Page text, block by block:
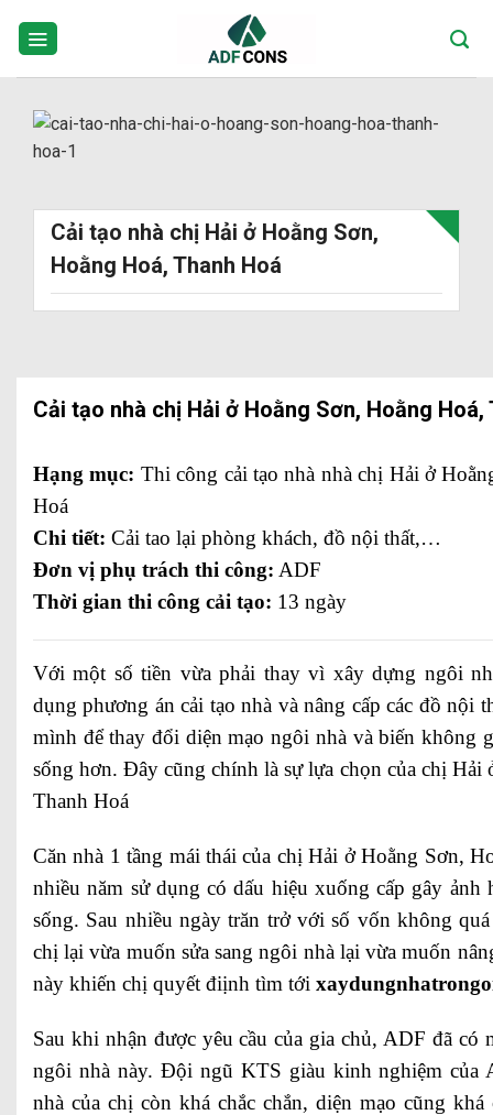
Cải tạo nhà chị Hải ở Hoằng Sơn,
Hoằng Hoá, Thanh Hoá
Cải tạo nhà chị Hải ở Hoằng Sơn, Hoằng Hoá,
Hạng mục: Thi công cải tạo nhà nhà chị Hải ở
Hoá
Chi tiết: Cải tao lại phòng khách, đồ nội thất,…
Đơn vị phụ trách thi công: ADF
Thời gian thi công cải tạo: 13 ngày
Với một số tiền vừa phải thay vì xây dựng ngôi
dụng phương án cải tạo nhà và nâng cấp các đồ nội
mình để thay đổi diện mạo ngôi nhà và biến không
sống hơn. Đây cũng chính là sự lựa chọn của chị Hải
Thanh Hoá
Căn nhà 1 tầng mái thái của chị Hải ở Hoằng Sơn,
nhiều năm sử dụng có dấu hiệu xuống cấp gây ảnh
sống. Sau nhiều ngày trăn trở với số vốn không
chị lại vừa muốn sửa sang ngôi nhà lại vừa muốn
này khiến chị quyết điịnh tìm tới
Sau khi nhận được yêu cầu của gia chủ, ADF đã có
ngôi nhà này. Đội ngũ KTS giàu kinh nghiệm của
nhà của chị còn khá chắc chắn, diện mạo cũng